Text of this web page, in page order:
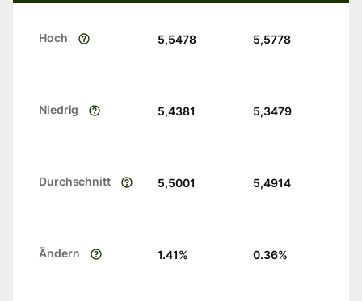
Hoch 5,5478 5,5778
Niedrig 5,4381 5,3479
Durchschnitt 5,5001 5,4914
Ändern 1.41% 0.36%